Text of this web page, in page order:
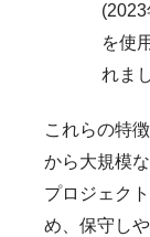
を使
れま
これらの特
から大規模
プロジェク
め、保守し